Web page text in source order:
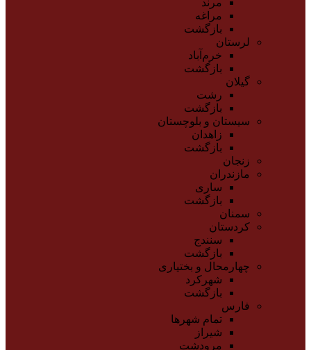
مراغه
بازگشت
لرستان
خرم‌آباد
بازگشت
گیلان
رشت
بازگشت
سیستان و بلوچستان
زاهدان
بازگشت
زنجان
مازندران
ساری
بازگشت
سمنان
کردستان
سنندج
بازگشت
چهارمحال و بختیاری
شهرکرد
بازگشت
فارس
تمام شهر‌ها
شیراز
مرودشت